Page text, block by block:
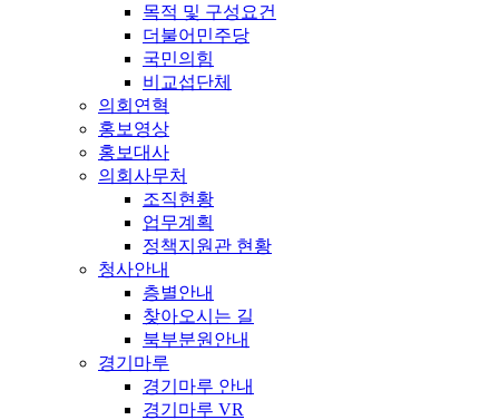
목적 및 구성요건
더불어민주당
국민의힘
비교섭단체
의회연혁
홍보영상
홍보대사
의회사무처
조직현황
업무계획
정책지원관 현황
청사안내
층별안내
찾아오시는 길
북부분원안내
경기마루
경기마루 안내
경기마루 VR